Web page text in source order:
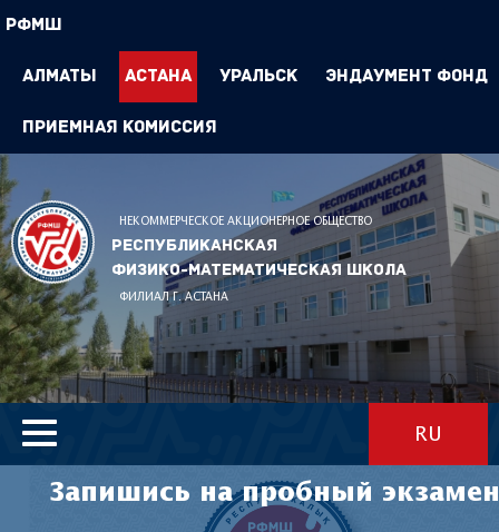
РФМШ
Алматы Астана Уральск Эндаумент Фонд
Приемная комиссия
НЕКОММЕРЧЕСКОЕ АКЦИОНЕРНОЕ ОБЩЕСТВО
Республиканская
физико-математическая школа
ФИЛИАЛ Г. АСТАНА
RU
Запишись на пробный экзамен